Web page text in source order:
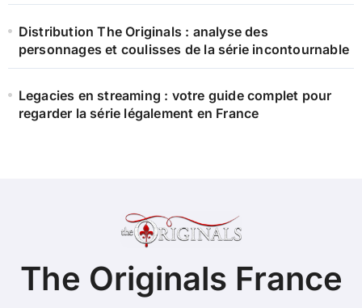
Distribution The Originals : analyse des
personnages et coulisses de la série incontournable
Legacies en streaming : votre guide complet pour
regarder la série légalement en France
The Originals France